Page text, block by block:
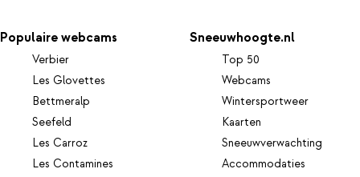
Populaire webcams
Verbier
Les Glovettes
Bettmeralp
Seefeld
Les Carroz
Les Contamines
Sneeuwhoogte.nl
Top 50
Webcams
Wintersportweer
Kaarten
Sneeuwverwachting
Accommodaties